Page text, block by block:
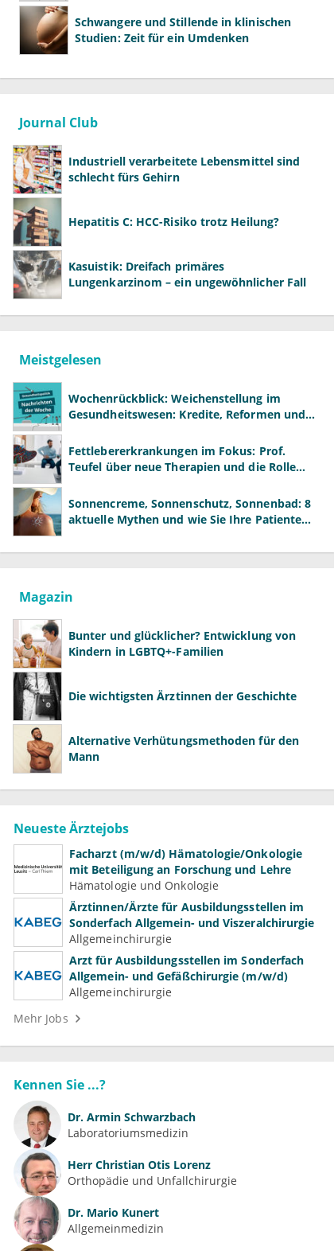
Schwangere und Stillende in klinischen
Studien: Zeit für ein Umdenken
Journal Club
Industriell verarbeitete Lebensmittel sind
schlecht fürs Gehirn
Hepatitis C: HCC-Risiko trotz Heilung?
Kasuistik: Dreifach primäres
Lungenkarzinom – ein ungewöhnlicher Fall
Meistgelesen
Wochenrückblick: Weichenstellung im
Gesundheitswesen: Kredite, Reformen und
Fettlebererkrankungen im Fokus: Prof.
Teufel über neue Therapien und die Rolle
Sonnencreme, Sonnenschutz, Sonnenbad: 8
aktuelle Mythen und wie Sie Ihre Patienten
Magazin
Bunter und glücklicher? Entwicklung von
Kindern in LGBTQ+-Familien
Die wichtigsten Ärztinnen der Geschichte
Alternative Verhütungsmethoden für den
Mann
Neueste Ärztejobs
Facharzt (m/w/d) Hämatologie/Onkologie
mit Beteiligung an Forschung und Lehre
Hämatologie und Onkologie
Ärztinnen/Ärzte für Ausbildungsstellen im
Sonderfach Allgemein- und Viszeralchirurgie
Allgemeinchirurgie
Arzt für Ausbildungsstellen im Sonderfach
Allgemein- und Gefäßchirurgie (m/w/d)
Allgemeinchirurgie
Mehr Jobs
Kennen Sie ...?
Dr. Armin Schwarzbach
Laboratoriumsmedizin
Herr Christian Otis Lorenz
Orthopädie und Unfallchirurgie
Dr. Mario Kunert
Allgemeinmedizin